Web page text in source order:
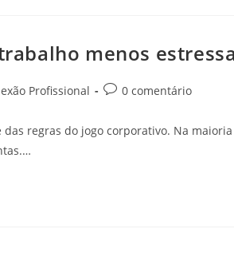
menos
Profissional 0 comentário
regras do jogo corporativo. Na